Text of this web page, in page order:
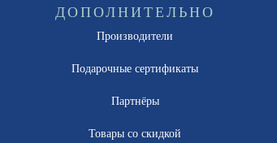
ДОПОЛНИТЕЛЬНО
Производители
Подарочные сертификаты
Партнёры
Товары со скидкой